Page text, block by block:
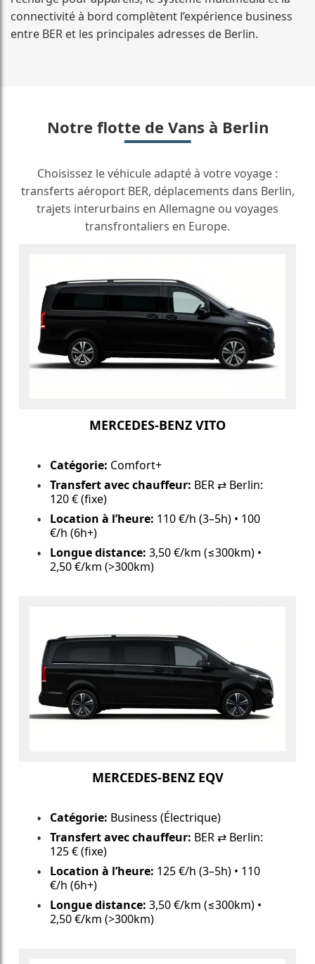
connectivité à bord complètent l’expérience business
entre BER et les principales adresses de Berlin.
Notre flotte de Vans à Berlin
Choisissez le véhicule adapté à votre voyage :
transferts aéroport BER, déplacements dans Berlin,
trajets interurbains en Allemagne ou voyages
transfrontaliers en Europe.
MERCEDES-BENZ VITO
Catégorie: Comfort+
Transfert avec chauffeur: BER ⇄ Berlin:
120 € (fixe)
Location à l’heure: 110 €/h (3–5h) • 100
€/h (6h+)
Longue distance: 3,50 €/km (≤300km) •
2,50 €/km (>300km)
MERCEDES-BENZ EQV
Catégorie: Business (Électrique)
Transfert avec chauffeur: BER ⇄ Berlin:
125 € (fixe)
Location à l’heure: 125 €/h (3–5h) • 110
€/h (6h+)
Longue distance: 3,50 €/km (≤300km) •
2,50 €/km (>300km)